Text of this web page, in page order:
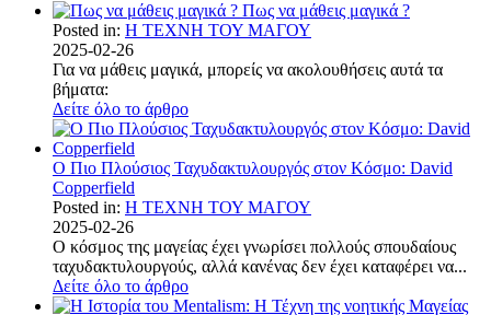
Πως να μάθεις μαγικά ?
Posted in: Η ΤΕΧΝΗ ΤΟΥ ΜΑΓΟΥ
2025-02-26
Για να μάθεις μαγικά, μπορείς να ακολουθήσεις αυτά τα
βήματα:
Δείτε όλο το άρθρο
Ο Πιο Πλούσιος Ταχυδακτυλουργός στον Κόσμο: David
Copperfield
Posted in: Η ΤΕΧΝΗ ΤΟΥ ΜΑΓΟΥ
2025-02-26
Ο κόσμος της μαγείας έχει γνωρίσει πολλούς σπουδαίους
ταχυδακτυλουργούς, αλλά κανένας δεν έχει καταφέρει να...
Δείτε όλο το άρθρο